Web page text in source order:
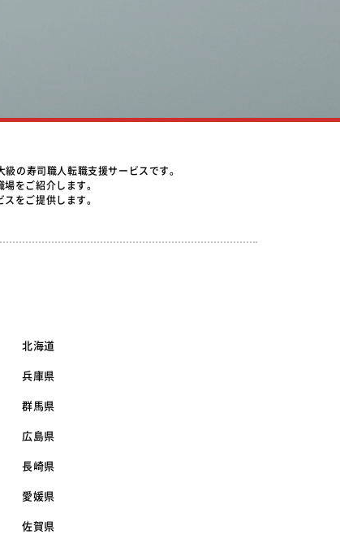
の寿司職人転職支援サービスです。
をご紹介します。
をご提供します。
北海道
兵庫県
群馬県
広島県
長崎県
愛媛県
佐賀県